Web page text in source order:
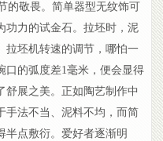
的敬畏。简单器型无纹饰可
功力的试金石。拉坯时，泥
拉坯机转速的调节，哪怕一
的弧度差1毫米，便会显得
舒展之美。正如陶艺制作中
手法不当、泥料不均，而简
半点敷衍。爱好者逐渐明